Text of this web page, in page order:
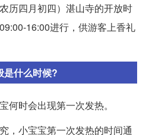
历四月初四）湛山寺的开放时
16:00进行，供游客上香礼
是什么时候?
何时会出现第一次发热。
，小宝宝第一次发热的时间通